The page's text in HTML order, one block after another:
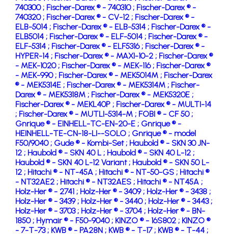
740300 ; Fischer-Darex ® - 740310 ; Fischer-Darex ® -
740320 ; Fischer-Darex ® - CV-12 ; Fischer-Darex ® -
ELB-5014 ; Fischer-Darex ® - ELB-5314 ; Fischer-Darex ® -
ELB5014 ; Fischer-Darex ® - ELF-5014 ; Fischer-Darex ® -
ELF-5314 ; Fischer-Darex ® - ELF5316 ; Fischer-Darex ® -
HYPER-14 ; Fischer-Darex ® - MAXI-10-2 ; Fischer-Darex ®
- MEK-1020 ; Fischer-Darex ® - MEK-116 ; Fischer-Darex ®
- MEK-990 ; Fischer-Darex ® - MEK5014M ; Fischer-Darex
® - MEK5314E ; Fischer-Darex ® - MEK5314M ; Fischer-
Darex ® - MEK5318M ; Fischer-Darex ® - MEK5320E ;
Fischer-Darex ® - MEKL40P ; Fischer-Darex ® - MULTI-14
; Fischer-Darex ® - MUTLI-5314-M ; FOBI ® - CF 50 ;
Gnrique ® - EINHELL-TC-EN-20-E ; Gnrique ® -
HEINHELL-TE-CN-18-LI--SOLO ; Gnrique ® - model
F50/9040 ; Gude ® - Kombi-Set ; Haubold ® - SKN 30 JN-
12 ; Haubold ® - SKN 40 L ; Haubold ® - SKN 40 L-12 ;
Haubold ® - SKN 40 L-12 Variant ; Haubold ® - SKN 50 L-
12 ; Hitachi ® - NT-45A ; Hitachi ® - NT-50-GS ; Hitachi ®
- NT32AE2 ; Hitachi ® - NT32AES ; Hitachi ® - NT45A ;
Holz-Her ® - 2741 ; Holz-Her ® - 3409 ; Holz-Her ® - 3438 ;
Holz-Her ® - 3439 ; Holz-Her ® - 3440 ; Holz-Her ® - 3443 ;
Holz-Her ® - 3703 ; Holz-Her ® - 3704 ; Holz-Her ® - BN-
1850 ; Hymair ® - F50-9040 ; KINZO ® - 16S802 ; KINZO ®
- 7-T-73 ; KWB ® - PA28N ; KWB ® - T-17 ; KWB ® - T-44 ;